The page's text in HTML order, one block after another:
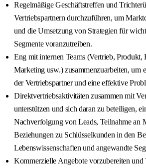
Regelmäßige Geschäftstreffen und
Vertriebspartnern durchzuführen, um
und die Umsetzung von Strategien für
Segmente voranzutreiben.
Eng mit internen Teams (Vertrieb, Produkt,
Marketing usw.) zusammenzuarbeiten, um
der Vertriebspartner und eine effektive
Direktvertriebsaktivitäten zusammen mit
unterstützen und sich daran zu beteiligen,
Nachverfolgung von Leads, Teilnahme an
Beziehungen zu Schlüsselkunden in den
Lebenswissenschaften und angewandte
Kommerzielle Angebote vorzubereiten und